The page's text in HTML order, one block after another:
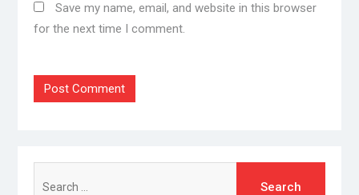
Save my name, email, and website in this browser
for the next time I comment.